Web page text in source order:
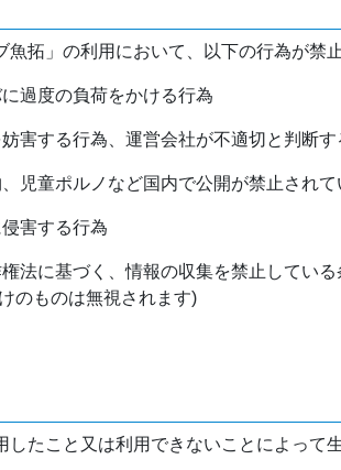
魚拓」の利用において、以下の行為が禁
過度の負荷をかける行為
害する行為、運営会社が不適切と判断す
児童ポルノなど国内で公開が禁止されて
害する行為
法に基づく、情報の収集を禁止してい
のものは無視されます)
したこと又は利用できないことによっ